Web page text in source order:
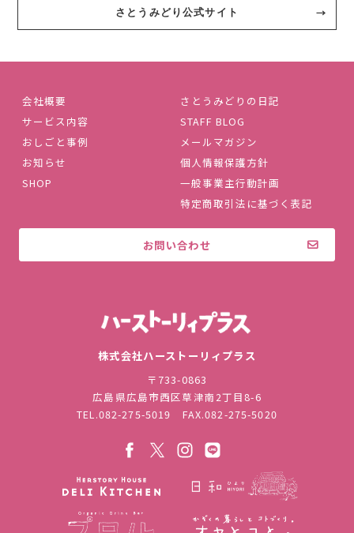
さとうみどり公式サイト
会社概要
サービス内容
おしごと事例
お知らせ
SHOP
さとうみどりの日記
STAFF BLOG
メールマガジン
個人情報保護方針
一般事業主行動計画
特定商取引法に基づく表記
お問い合わせ
株式会社ハーストーリィプラス
〒733-0863
広島県広島市西区草津南2丁目8-6
TEL.082-275-5019 FAX.082-275-5020